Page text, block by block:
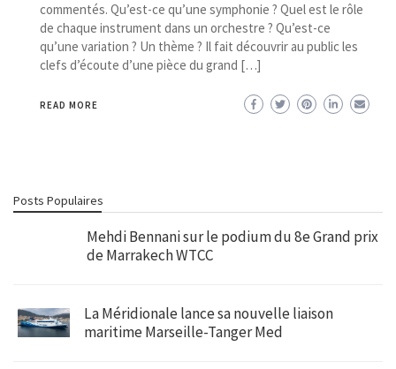
commentés. Qu’est-ce qu’une symphonie ? Quel est le rôle
de chaque instrument dans un orchestre ? Qu’est-ce
qu’une variation ? Un thème ? Il fait découvrir au public les
clefs d’écoute d’une pièce du grand […]
READ MORE
Posts Populaires
Mehdi Bennani sur le podium du 8e Grand prix
de Marrakech WTCC
La Méridionale lance sa nouvelle liaison
maritime Marseille-Tanger Med